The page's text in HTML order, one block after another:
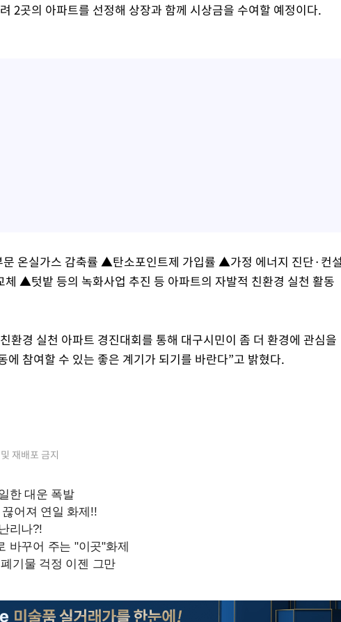
2곳의 아파트를 선정해 상장과 함께 시상금을 수여할 예정이다.
온실가스 감축률 ▲탄소포인트제 가입률 ▲가정 에너지 진단·컨설
▲텃밭 등의 녹화사업 추진 등 아파트의 자발적 친환경 실천 활동
환경 실천 아파트 경진대회를 통해 대구시민이 좀 더 환경에 관심을
에 참여할 수 있는 좋은 계기가 되기를 바란다”고 밝혔다.
재배포 금지